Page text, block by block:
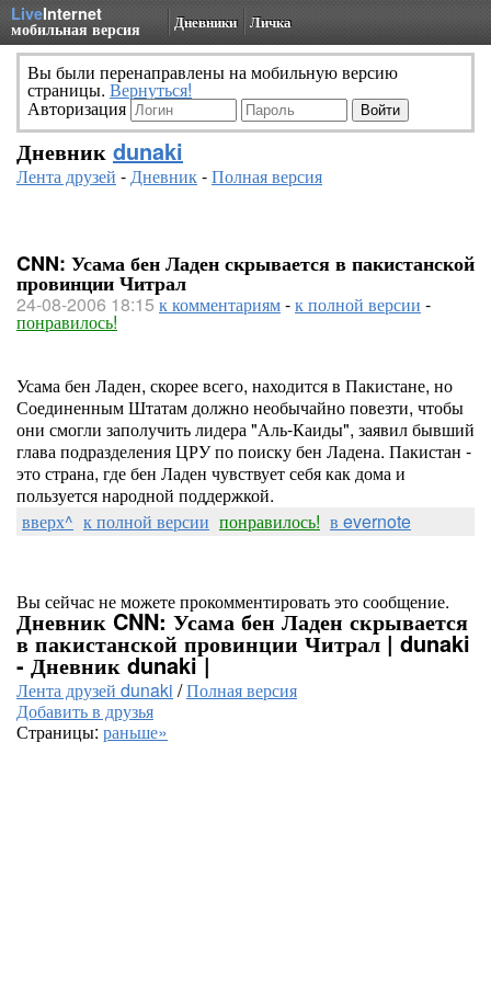
LiveInternet
мобильная версия Дневники Личка
Вы были перенаправлены на мобильную версию
страницы. Вернуться!
Авторизация
Дневник dunaki
Лента друзей -Дневник-Полная версия
CNN: Усама бен Ладен скрывается в пакистанской
провинции Читрал
24-08-2006 18:15 к комментариям-к полной версии -
понравилось!
Усама бен Ладен, скорее всего, находится в Пакистане, но
Соединенным Штатам должно необычайно повезти, чтобы
они смогли заполучить лидера "Аль-Каиды", заявил бывший
глава подразделения ЦРУ по поиску бен Ладена. Пакистан -
это страна, где бен Ладен чувствует себя как дома и
пользуется народной поддержкой.
вверх^ к полной версии понравилось! в evernote
Вы сейчас не можете прокомментировать это сообщение.
Дневник CNN: Усама бен Ладен скрывается
в пакистанской провинции Читрал | dunaki
- Дневник dunaki |
Лента друзей dunaki /Полная версия
Добавить в друзья
Страницы: раньше»